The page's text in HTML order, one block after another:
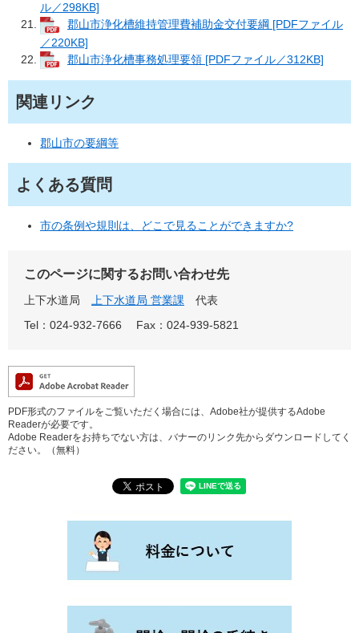
ル／298KB]
郡山市浄化槽維持管理費補助金交付要綱 [PDFファイル
／220KB]
郡山市浄化槽事務処理要領 [PDFファイル／312KB]
関連リンク
郡山市の要綱等
よくある質問
市の条例や規則は、どこで見ることができますか?
このページに関するお問い合わせ先
上下水道局 上下水道局 営業課
代表
Tel：024-932-7666
Fax：024-939-5821
PDF形式のファイルをご覧いただく場合には、Adobe社が提供するAdobe
Readerが必要です。
Adobe Readerをお持ちでない方は、バナーのリンク先からダウンロードしてく
ださい。（無料）